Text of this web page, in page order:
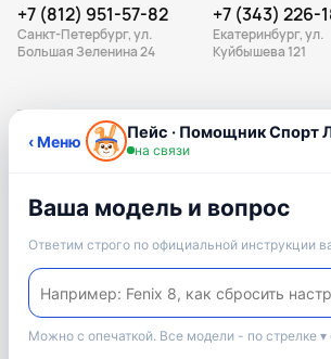
+7 (812) 951-57-82
Санкт-Петербург, ул.
Большая Зеленина 24
+7 (343) 226-
Екатеринбург, ул.
Куйбышева 121
ПОДПИШИСЬ НА РАССЫЛКУ
Подписаться
Подписываясь на рассылку, вы соглашаетесь с
политикой конфиденциальности